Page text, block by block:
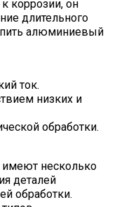
коррозии, он
длительного
алюминиевый
ток.
низких и
обработки.
несколько
деталей
обработки.